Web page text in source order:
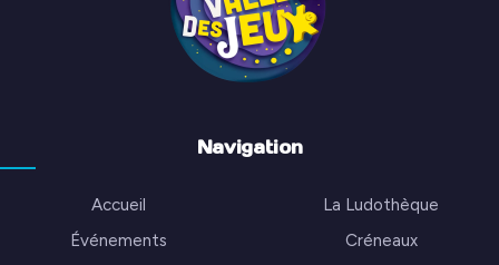
Navigation
Accueil
La Ludothèque
Événements
Créneaux